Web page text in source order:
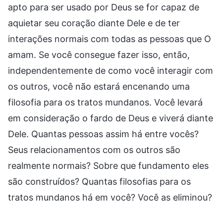
apto para ser usado por Deus se for capaz de
aquietar seu coração diante Dele e de ter
interações normais com todas as pessoas que O
amam. Se você consegue fazer isso, então,
independentemente de como você interagir com
os outros, você não estará encenando uma
filosofia para os tratos mundanos. Você levará
em consideração o fardo de Deus e viverá diante
Dele. Quantas pessoas assim há entre vocês?
Seus relacionamentos com os outros são
realmente normais? Sobre que fundamento eles
são construídos? Quantas filosofias para os
tratos mundanos há em você? Você as eliminou?